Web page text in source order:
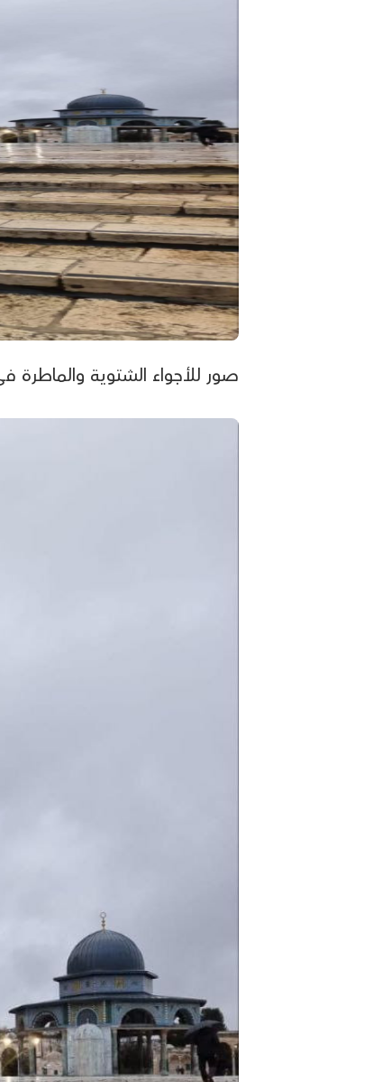
صور للأجواء الشتوية والماطرة في